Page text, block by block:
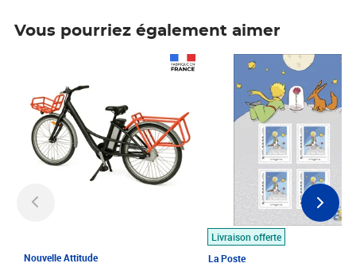
Vous pourriez également aimer
Nouvelle Attitude
Livraison offerte
La Poste
Prix 7,50€